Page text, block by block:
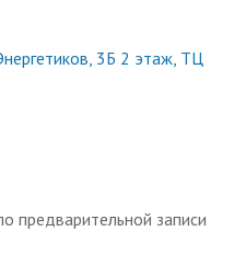
3Б 2 этаж, ТЦ
предварительной записи